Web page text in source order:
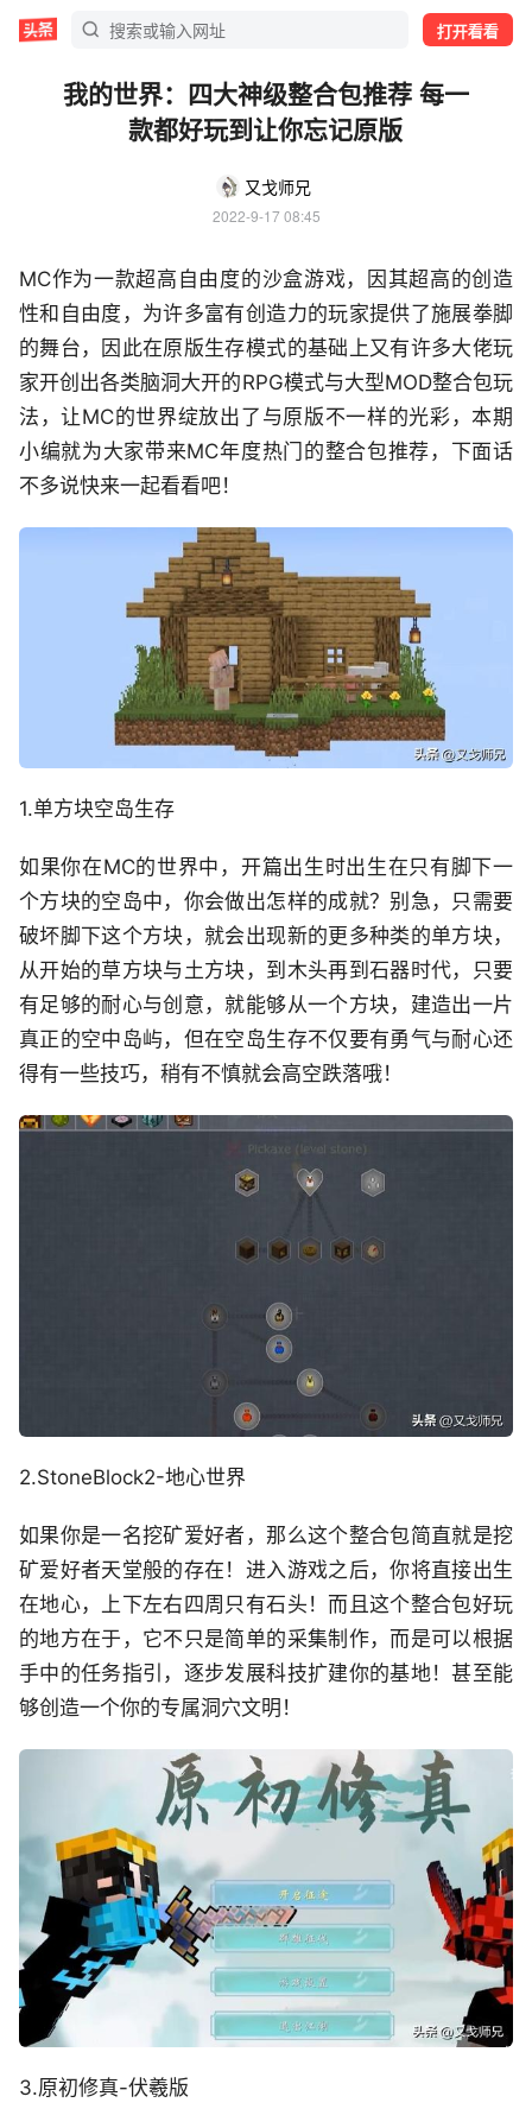
打开看看
我的世界：四大神级整合包推荐 每一
款都好玩到让你忘记原版
又戈师兄
2022-9-17 08:45
MC作为一款超高自由度的沙盒游戏，因其超高的创造
性和自由度，为许多富有创造力的玩家提供了施展拳脚
的舞台，因此在原版生存模式的基础上又有许多大佬玩
家开创出各类脑洞大开的RPG模式与大型MOD整合包玩
法，让MC的世界绽放出了与原版不一样的光彩，本期
小编就为大家带来MC年度热门 的整合包推荐，下面话
不多说快来一起看看吧！
1.单方块空岛生存
如果你在MC的世界中，开篇出生时出生在只有脚下一
个方块的空岛中，你会做出怎样的成就？别急，只需要
破坏脚下这个方块，就会出现新的更多种类的单方块，
从开始的草方块与土方块，到木头再到石器时代，只要
有足够的耐心与创意，就能够从一个方块，建造出一片
真正的空中岛屿，但在空岛生存不仅要有勇气与耐心还
得有一些技巧，稍有不慎就会高空跌落哦！
2.StoneBlock2-地心世界
如果你是一名挖矿爱好者，那么这个整合包简直就是挖
矿爱好者天堂般的存在！进入游戏之后，你将直接出生
在地心，上下左右四周只有石头！而且这个整合包好玩
的地方在于，它不只是简单的采集制作，而是可以根据
手中的任务指引，逐步发展科技扩建你的基地！甚至能
够创造一个你的专属洞穴文明！
3.原初修真-伏羲版